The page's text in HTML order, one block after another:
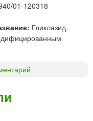
01-120318
Гликлазид.